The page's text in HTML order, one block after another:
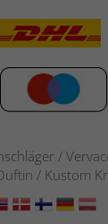
/
/ Kustom